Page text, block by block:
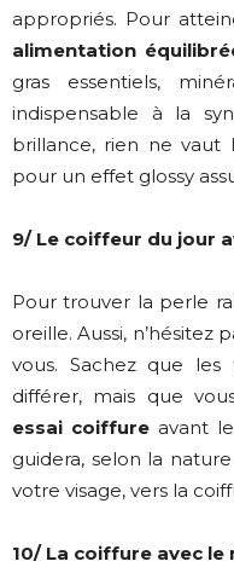
appropriés. Pour
alimentation
gras essentiels,
indispensable à la
brillance, rien ne vaut
pour un effet glossy
9/ Le coiffeur du jour
Pour trouver la perle
oreille. Aussi, n’hésitez
vous. Sachez que les
différer, mais que
essai coiffureavant le
guidera, selon la
votre visage, vers la
10/ La coiffure avec